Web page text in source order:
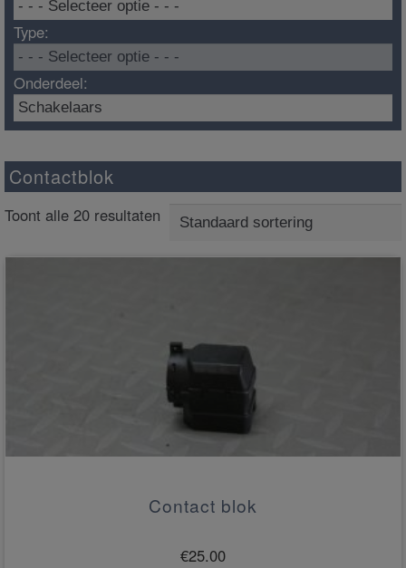
Type:
Onderdeel:
Contactblok
Toont alle 20 resultaten
Contact blok
€25.00